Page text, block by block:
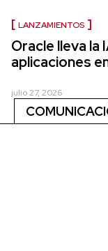
LANZAMIENTOS
Oracle lleva la
aplicaciones
julio 27, 2026